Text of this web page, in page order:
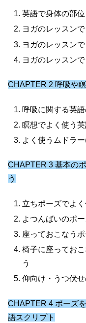
英語で身体の部位
ヨガのレッスン
ヨガのレッスン
ヨガのレッスン
CHAPTER 2 呼吸や
呼吸に関する英
瞑想でよく使う
よく使うムドラ
CHAPTER 3 基本の
う
立ちポーズでよ
よつんばいのポ
座っておこなう
椅子に座ってお
う
仰向け・うつ伏
CHAPTER 4 ポーズ
語スクリプト